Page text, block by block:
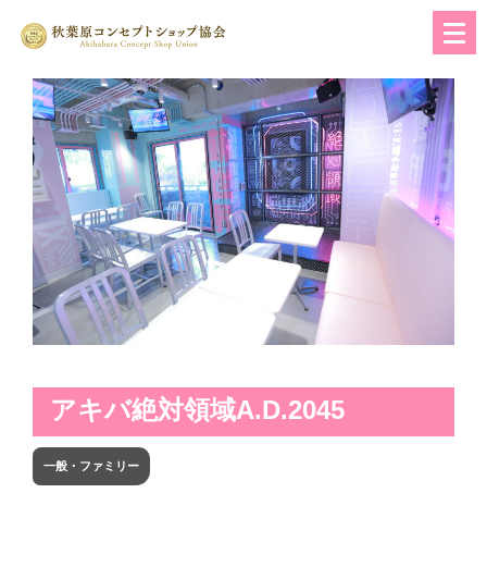
アキバ絶対領域A.D.2045
一般・ファミリー